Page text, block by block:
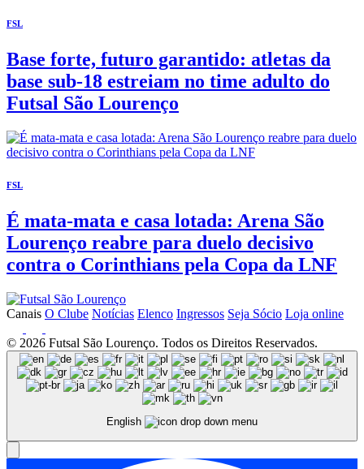
FSL
Base forte, futuro garantido: atletas da
base sub-18 estreiam no time adulto do
Futsal São Lourenço
FSL
É mata-mata e casa lotada: Arena São
Lourenço reabre para duelo decisivo
contra o Corinthians pela Copa da LNF
Canais O Clube Notícias Elenco Ingressos Seja Sócio Loja online
© 2026 Futsal São Lourenço. Todos os Direitos Reservados.
English